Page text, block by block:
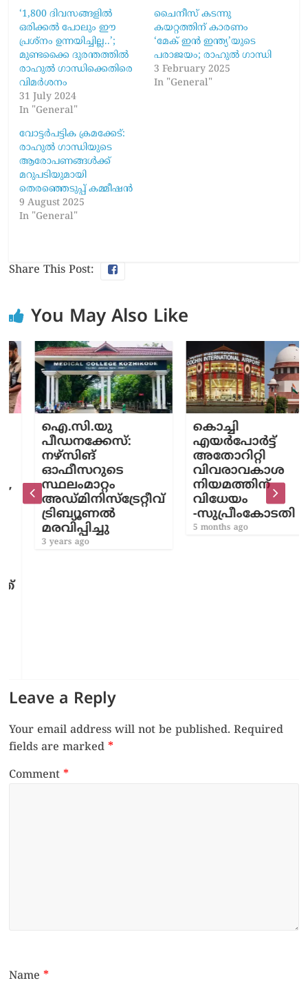
‘1,800 ദിവസങ്ങളിൽ
ഒരിക്കൽ പോലും ഈ
പ്രശ്നം ഉന്നയിച്ചില്ല..’;
മുണ്ടക്കൈ ദുരന്തത്തിൽ
രാഹുൽ ​ഗാന്ധിക്കെതിരെ
വിമർശനം
31 July 2024
In "General"
ചൈനീസ് കടന്നു
കയറ്റത്തിന് കാരണം
‘മേക് ഇൻ ഇന്ത്യ’യുടെ
പരാജയം; രാഹുൽ ഗാന്ധി
3 February 2025
In "General"
വോട്ടർപട്ടിക ക്രമക്കേട്:
രാഹുൽ ഗാന്ധിയുടെ
ആരോപണങ്ങൾക്ക്
മറുപടിയുമായി
തെരഞ്ഞെടുപ്പ് കമ്മീഷൻ
9 August 2025
In "General"
Share This Post:
You May Also Like
ഐ.സി.യു
പീഡനക്കേസ്:
നഴ്‌സിങ്
ഓഫീസറുടെ
സ്ഥലംമാറ്റം
അഡ്മിനിസ്‌ട്രേറ്റീവ്
ട്രിബ്യൂണൽ
മരവിപ്പിച്ചു
3 years ago
കൊച്ചി
എയർപോർട്ട്
അതോറിറ്റി
വിവരാവകാശ
നിയമത്തിന്
വിധേയം
-സുപ്രീംകോടതി
5 months ago
Leave a Reply
Your email address will not be published. Required
fields are marked*
Comment*
Name*